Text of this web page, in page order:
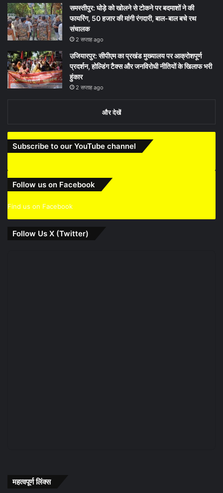
समस्तीपुर: घोड़े को खोलने से टोकने पर बदमाशों ने की
फायरिंग, 50 हजार की मांगी रंगदारी, बाल-बाल बचे रथ
संचालक
2 सप्ताह ago
उजियारपुर: सीपीएम का प्रखंड मुख्यालय पर आक्रोशपूर्ण
प्रदर्शन, होल्डिंग टैक्स और जनविरोधी नीतियों के खिलाफ भरी
हुंकार
2 सप्ताह ago
और देखें
Subscribe to our YouTube channel
Follow us on Facebook
Find us on Facebook
Follow Us X (Twitter)
महत्वपूर्ण लिंक्स